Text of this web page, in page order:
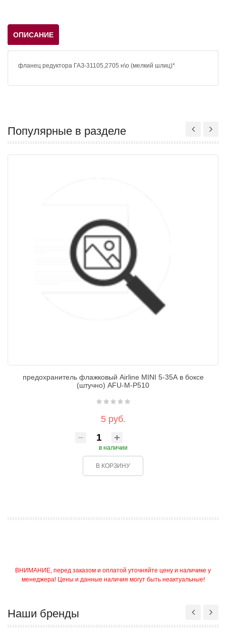
ОПИСАНИЕ
фланец редуктора ГАЗ-31105,2705 н\о (мелкий шлиц)*
Популярные в разделе
предохранитель флажковый Airline MINI 5-35А в боксе
(штучно) AFU-M-P510
5 руб.
в наличии
В КОРЗИНУ
ВНИМАНИЕ, перед заказом и оплатой уточняйте цену и наличике у
менеджера! Цены и данные наличия могут быть неактуальные!
Наши бренды